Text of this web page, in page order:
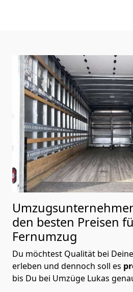
den besten Preisen
Fernumzug
Du möchtest Qualität bei
erleben und dennoch soll es
bis Du bei Umzüge Lukas